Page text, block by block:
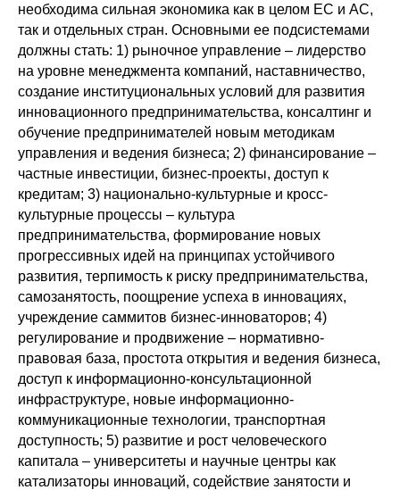
необходима сильная экономика как в целом ЕС и АС,
так и отдельных стран. Основными ее подсистемами
должны стать: 1) рыночное управление – лидерство
на уровне менеджмента компаний, наставничество,
создание институциональных условий для развития
инновационного предпринимательства, консалтинг и
обучение предпринимателей новым методикам
управления и ведения бизнеса; 2) финансирование –
частные инвестиции, бизнес-проекты, доступ к
кредитам; 3) национально-культурные и кросс-
культурные процессы – культура
предпринимательства, формирование новых
прогрессивных идей на принципах устойчивого
развития, терпимость к риску предпринимательства,
самозанятость, поощрение успеха в инновациях,
учреждение саммитов бизнес-инноваторов; 4)
регулирование и продвижение – нормативно-
правовая база, простота открытия и ведения бизнеса,
доступ к информационно-консультационной
инфраструктуре, новые информационно-
коммуникационные технологии, транспортная
доступность; 5) развитие и рост человеческого
капитала – университеты и научные центры как
катализаторы инноваций, содействие занятости и